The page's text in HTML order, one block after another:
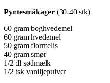
Pyntesmåkager (30-40 stk)
60 gram boghvedemel
60 gram hvedemel
50 gram flormelis
40 gram smør
1/2 dl sødmælk
1/2 tsk vaniljepulver